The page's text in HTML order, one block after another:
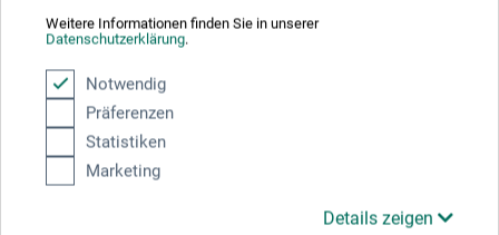
Weitere Informationen finden Sie in unserer
Datenschutzerklärung.
Notwendig
Präferenzen
Statistiken
Marketing
Details zeigen
86859 Igling
DE
info@emf-verlag.de
Kunden kauften auch